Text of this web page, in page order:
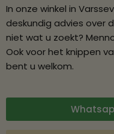
In onze winkel in
deskundig advies over
niet wat u zoekt?
Ook voor het knippen
bent u welkom.